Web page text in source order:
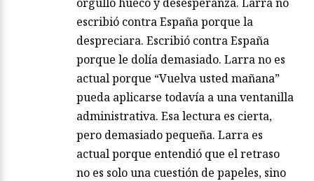
escribió contra España porque la
despreciara. Escribió contra España
porque le dolía demasiado. Larra no es
actual porque “Vuelva usted mañana”
pueda aplicarse todavía a una ventanilla
administrativa. Esa lectura es cierta,
pero demasiado pequeña. Larra es
actual porque entendió que el retraso
no es solo una cuestión de papeles, sino